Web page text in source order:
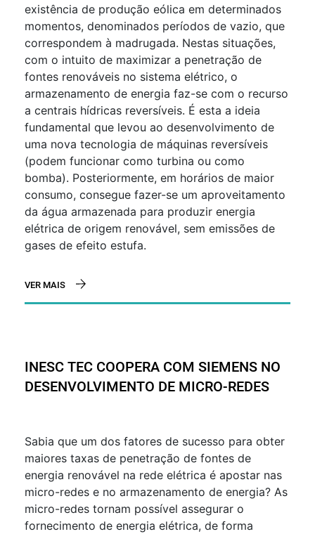
existência de produção eólica em determinados
momentos, denominados períodos de vazio, que
correspondem à madrugada. Nestas situações,
com o intuito de maximizar a penetração de
fontes renováveis no sistema elétrico, o
armazenamento de energia faz-se com o recurso
a centrais hídricas reversíveis. É esta a ideia
fundamental que levou ao desenvolvimento de
uma nova tecnologia de máquinas reversíveis
(podem funcionar como turbina ou como
bomba). Posteriormente, em horários de maior
consumo, consegue fazer-se um aproveitamento
da água armazenada para produzir energia
elétrica de origem renovável, sem emissões de
gases de efeito estufa.
VER MAIS
INESC TEC COOPERA COM SIEMENS NO
DESENVOLVIMENTO DE MICRO-REDES
Sabia que um dos fatores de sucesso para obter
maiores taxas de penetração de fontes de
energia renovável na rede elétrica é apostar nas
micro-redes e no armazenamento de energia? As
micro-redes tornam possível assegurar o
fornecimento de energia elétrica, de forma